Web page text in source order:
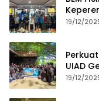
dan
19/12/
UIAD
19/12/